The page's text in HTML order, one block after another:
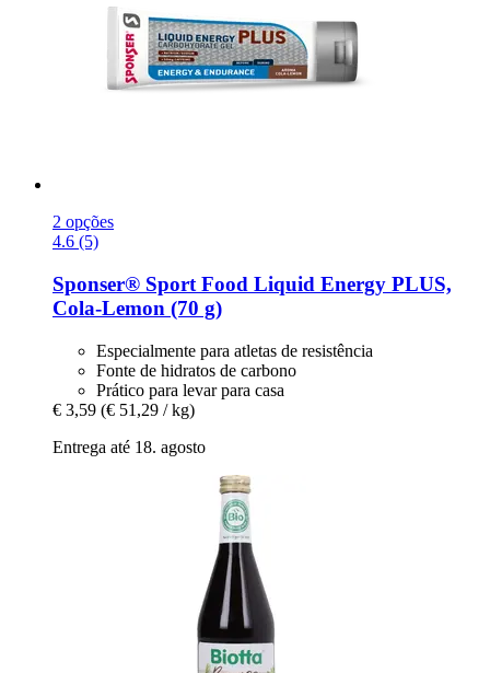
2 opções
4.6 (5)
Sponser® Sport Food Liquid Energy PLUS,
Cola-​Lemon (70 g)
Especialmente para atletas de resistência
Fonte de hidratos de carbono
Prático para levar para casa
€ 3,59 (€ 51,29 / kg)
Entrega até 18. agosto